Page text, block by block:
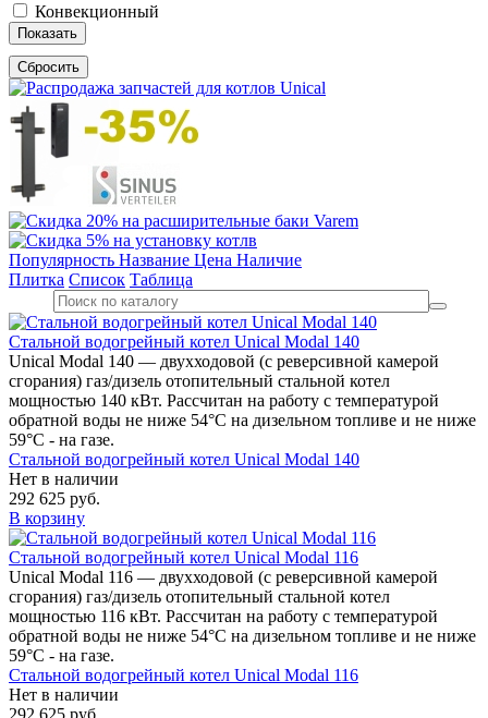
Конвекционный
Показать
Сбросить
Популярность Название Цена Наличие
Плитка Список Таблица
Стальной водогрейный котел Unical Modal 140
Unical Modal 140 — двухходовой (c реверсивной камерой
сгорания) газ/дизель отопительный стальной котел
мощностью 140 кВт. Рассчитан на работу с температурой
обратной воды не ниже 54°С на дизельном топливе и не ниже
59°С - на газе.
Стальной водогрейный котел Unical Modal 140
Нет в наличии
292 625 руб.
В корзину
Стальной водогрейный котел Unical Modal 116
Unical Modal 116 — двухходовой (c реверсивной камерой
сгорания) газ/дизель отопительный стальной котел
мощностью 116 кВт. Рассчитан на работу с температурой
обратной воды не ниже 54°С на дизельном топливе и не ниже
59°С - на газе.
Стальной водогрейный котел Unical Modal 116
Нет в наличии
292 625 руб.